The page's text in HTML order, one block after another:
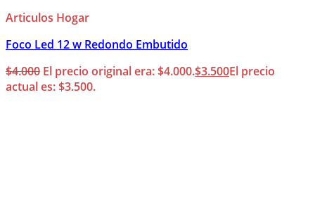
Articulos Hogar
Foco Led 12 w Redondo Embutido
$4.000 El precio original era: $4.000.$3.500El precio
actual es: $3.500.